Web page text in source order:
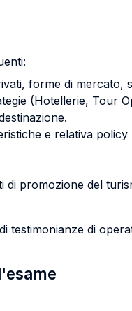
forme di mercato,
(Hotellerie, Tour
e relativa
di promozione del
di